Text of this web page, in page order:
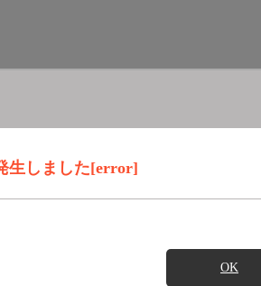
生しました[error]
OK